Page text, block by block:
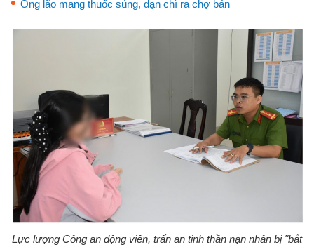
Ông lão mang thuốc súng, đạn chì ra chợ bán
Lực lượng Công an động viên, trấn an tinh thần nạn nhân bị "bắt